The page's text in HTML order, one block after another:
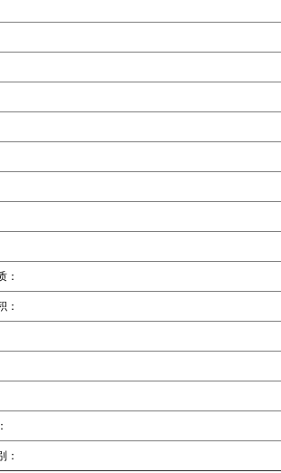
：
：
：